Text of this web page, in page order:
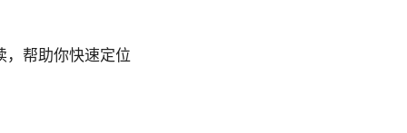
，帮助你快速定位